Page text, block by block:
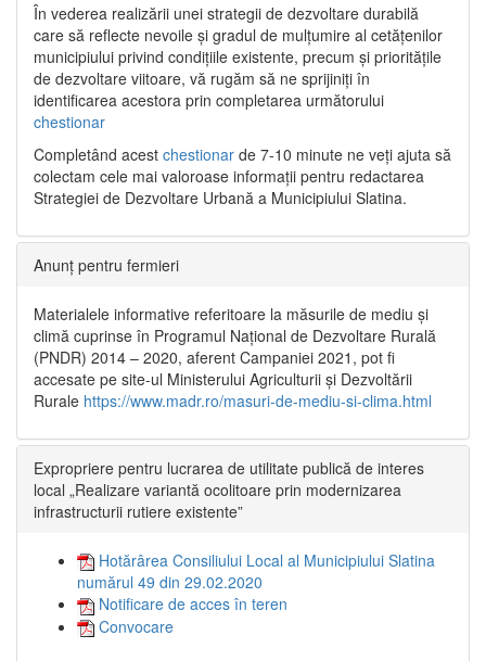
În vederea realizării unei strategii de dezvoltare durabilă
care să reflecte nevoile și gradul de mulțumire al cetățenilor
municipiului privind condițiile existente, precum și prioritățile
de dezvoltare viitoare, vă rugăm să ne sprijiniți în
identificarea acestora prin completarea următorului
chestionar
Completând acest chestionar de 7-10 minute ne veți ajuta să
colectam cele mai valoroase informații pentru redactarea
Strategiei de Dezvoltare Urbană a Municipiului Slatina.
Anunț pentru fermieri
Materialele informative referitoare la măsurile de mediu și
climă cuprinse în Programul Național de Dezvoltare Rurală
(PNDR) 2014 – 2020, aferent Campaniei 2021, pot fi
accesate pe site-ul Ministerului Agriculturii și Dezvoltării
Rurale https://www.madr.ro/masuri-de-mediu-si-clima.html
Expropriere pentru lucrarea de utilitate publică de interes
local „Realizare variantă ocolitoare prin modernizarea
infrastructurii rutiere existente”
Hotărârea Consiliului Local al Municipiului Slatina
numărul 49 din 29.02.2020
Notificare de acces în teren
Convocare